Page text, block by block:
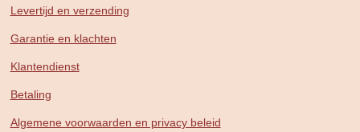
Levertijd en verzending
Garantie en klachten
Klantendienst
Betaling
Algemene voorwaarden en privacy beleid